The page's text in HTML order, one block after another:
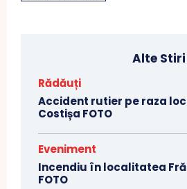
Alte Stiri
Rădăuți
Accident rutier pe raza
Costișa FOTO
Eveniment
Incendiu în localitatea
FOTO